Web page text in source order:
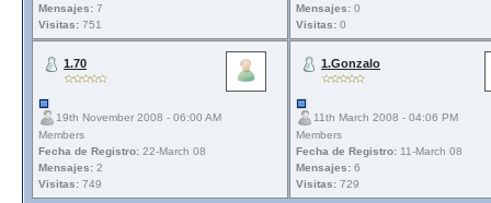
Mensajes: 7
Visitas: 751
Mensajes: 0
Visitas: 0
1.70
19th November 2008 - 06:00 AM
Members
Fecha de Registro: 22-March 08
Mensajes: 2
Visitas: 749
1.Gonzalo
11th March 2008 - 04:06 PM
Members
Fecha de Registro: 11-March 08
Mensajes: 6
Visitas: 729